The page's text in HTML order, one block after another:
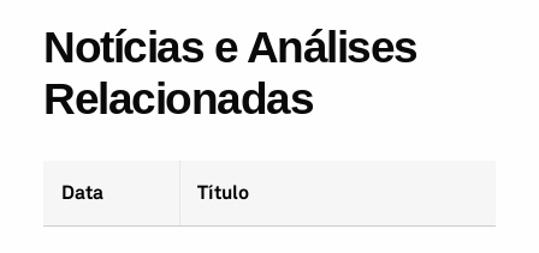
Notícias e Análises
Relacionadas
Data Título